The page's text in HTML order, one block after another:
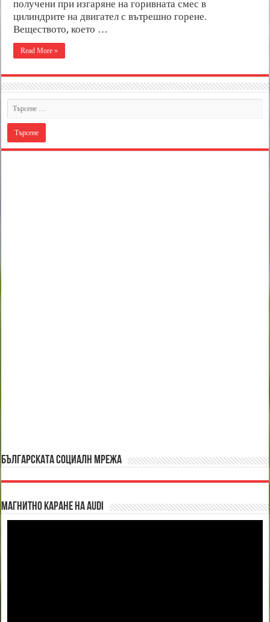
получени при изгаряне на горивната смес в
цилиндрите на двигател с вътрешно горене.
Веществото, което …
Read More »
БЪЛГАРСКАТА СОЦИАЛН МРЕЖА
Магнитно каране на Audi